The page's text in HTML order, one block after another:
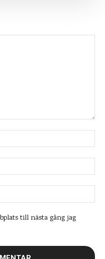
till nästa gång jag